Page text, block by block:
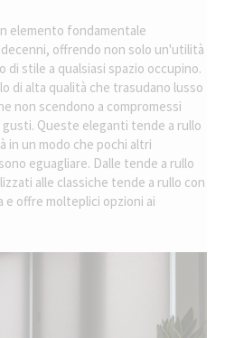
elemento fondamentale
offrendo non solo un'utilità
di stile a qualsiasi spazio occupino.
di alta qualità che trasudano lusso
non scendono a compromessi
Queste eleganti tende a rullo
in un modo che pochi altri
eguagliare. Dalle tende a rullo
alle classiche tende a rullo con
e offre molteplici opzioni ai